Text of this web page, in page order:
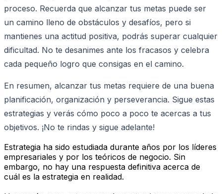
proceso. Recuerda que alcanzar tus metas puede ser
un camino lleno de obstáculos y desafíos, pero si
mantienes una actitud positiva, podrás superar cualquier
dificultad. No te desanimes ante los fracasos y celebra
cada pequeño logro que consigas en el camino.
En resumen, alcanzar tus metas requiere de una buena
planificación, organización y perseverancia. Sigue estas
estrategias y verás cómo poco a poco te acercas a tus
objetivos. ¡No te rindas y sigue adelante!
Estrategia ha sido estudiada durante años por los líderes
empresariales y por los teóricos de negocio. Sin
embargo, no hay una respuesta definitiva acerca de
cuál es la estrategia en realidad.